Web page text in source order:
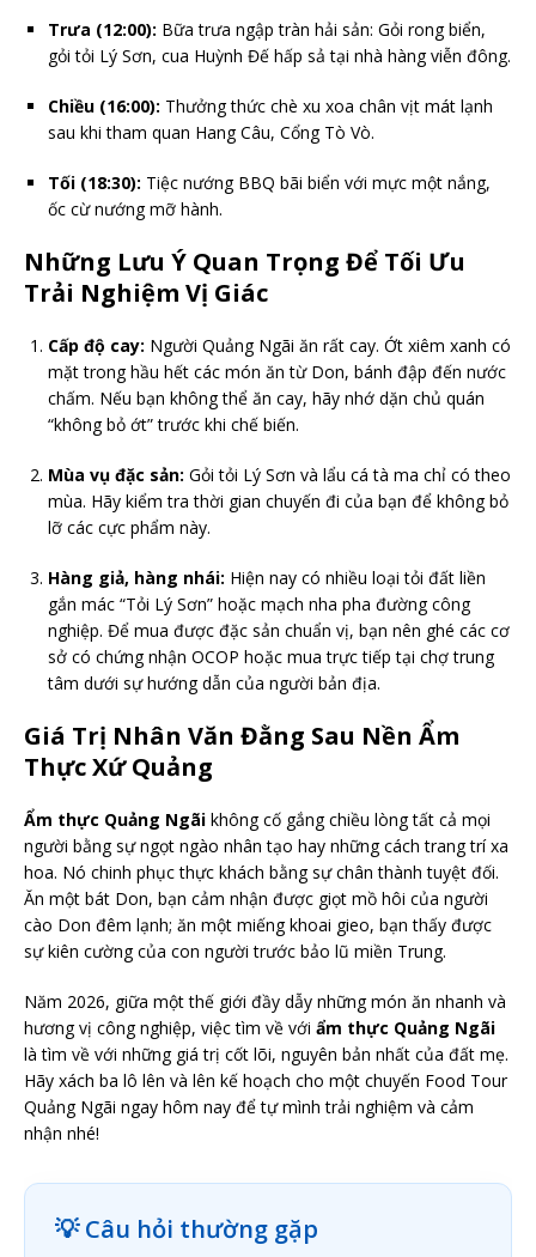
Trưa (12:00): Bữa trưa ngập tràn hải sản: Gỏi rong biển,
gỏi tỏi Lý Sơn, cua Huỳnh Đế hấp sả tại nhà hàng viễn đông.
Chiều (16:00): Thưởng thức chè xu xoa chân vịt mát lạnh
sau khi tham quan Hang Câu, Cổng Tò Vò.
Tối (18:30): Tiệc nướng BBQ bãi biển với mực một nắng,
ốc cừ nướng mỡ hành.
Những Lưu Ý Quan Trọng Để Tối Ưu
Trải Nghiệm Vị Giác
Cấp độ cay: Người Quảng Ngãi ăn rất cay. Ớt xiêm xanh có
mặt trong hầu hết các món ăn từ Don, bánh đập đến nước
chấm. Nếu bạn không thể ăn cay, hãy nhớ dặn chủ quán
“không bỏ ớt” trước khi chế biến.
Mùa vụ đặc sản: Gỏi tỏi Lý Sơn và lẩu cá tà ma chỉ có theo
mùa. Hãy kiểm tra thời gian chuyến đi của bạn để không bỏ
lỡ các cực phẩm này.
Hàng giả, hàng nhái: Hiện nay có nhiều loại tỏi đất liền
gắn mác “Tỏi Lý Sơn” hoặc mạch nha pha đường công
nghiệp. Để mua được đặc sản chuẩn vị, bạn nên ghé các cơ
sở có chứng nhận OCOP hoặc mua trực tiếp tại chợ trung
tâm dưới sự hướng dẫn của người bản địa.
Giá Trị Nhân Văn Đằng Sau Nền Ẩm
Thực Xứ Quảng
Ẩm thực Quảng Ngãi không cố gắng chiều lòng tất cả mọi
người bằng sự ngọt ngào nhân tạo hay những cách trang trí xa
hoa. Nó chinh phục thực khách bằng sự chân thành tuyệt đối.
Ăn một bát Don, bạn cảm nhận được giọt mồ hôi của người
cào Don đêm lạnh; ăn một miếng khoai gieo, bạn thấy được
sự kiên cường của con người trước bảo lũ miền Trung.
Năm 2026, giữa một thế giới đầy dẫy những món ăn nhanh và
hương vị công nghiệp, việc tìm về với ẩm thực Quảng Ngãi
là tìm về với những giá trị cốt lõi, nguyên bản nhất của đất mẹ.
Hãy xách ba lô lên và lên kế hoạch cho một chuyến Food Tour
Quảng Ngãi ngay hôm nay để tự mình trải nghiệm và cảm
nhận nhé!
💡 Câu hỏi thường gặp